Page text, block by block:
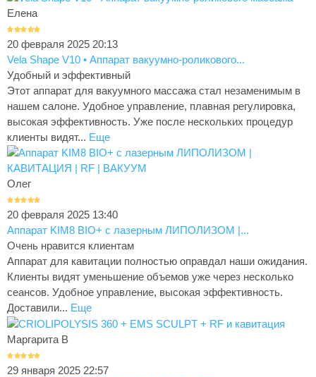
Елена
20 февраля 2025 20:13
Vela Shape V10 • Аппарат вакуумно-роликового...
Удобный и эффективный
Этот аппарат для вакуумного массажа стал незаменимым в
нашем салоне. Удобное управление, плавная регулировка,
высокая эффективность. Уже после нескольких процедур
клиенты видят... Еще
Олег
20 февраля 2025 13:40
Аппарат KIM8 BIO+ с лазерным ЛИПОЛИЗОМ |...
Очень нравится клиентам
Аппарат для кавитации полностью оправдал наши ожидания.
Клиенты видят уменьшение объемов уже через несколько
сеансов. Удобное управление, высокая эффективность.
Доставили... Еще
Маргарита В
29 января 2025 22:57